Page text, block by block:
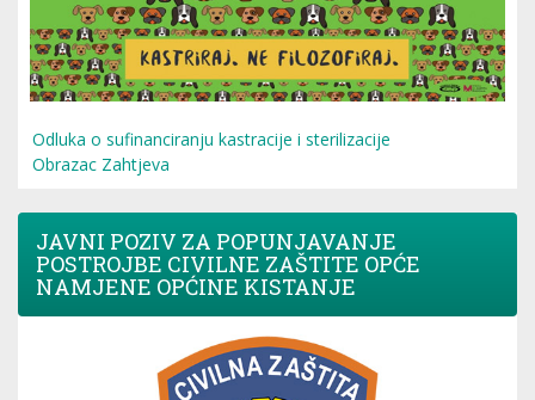
Odluka o sufinanciranju kastracije i sterilizacije
Obrazac Zahtjeva
JAVNI POZIV ZA POPUNJAVANJE
POSTROJBE CIVILNE ZAŠTITE OPĆE
NAMJENE OPĆINE KISTANJE